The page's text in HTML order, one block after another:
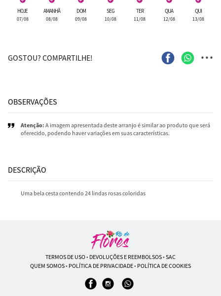
HOJE
07/08
AMANHÃ
08/08
DOM
09/08
SEG
10/08
TER
11/08
QUA
12/08
QUI
13/08
GOSTOU? COMPARTILHE! ...
OBSERVAÇÕES
Atenção: A imagem apresentada deste arranjo é similar ao produto que será
oferecido, podendo haver variações em suas características.
DESCRIÇÃO
Uma bela cesta contendo 24 lindas rosas coloridas
TERMOS DE USO• DEVOLUÇÕES E REEMBOLSOS• SAC
QUEM SOMOS• POLÍTICA DE PRIVACIDADE• POLÍTICA DE COOKIES